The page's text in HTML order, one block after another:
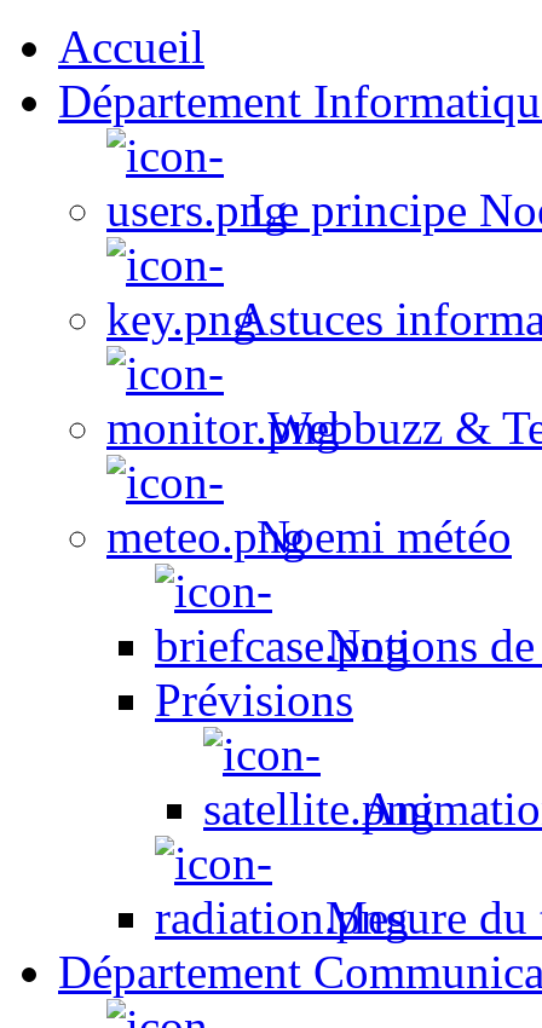
Accueil
Département
Le principe
Astuces
Webbuzz &
Noemi météo
Notions
Prévisions
Mesure du
Département